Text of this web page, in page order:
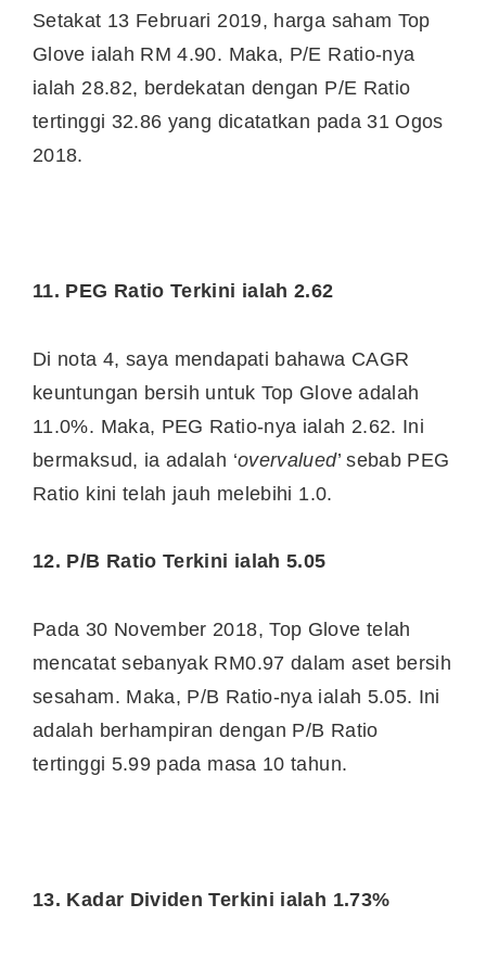
Setakat 13 Februari 2019, harga saham Top
Glove ialah RM 4.90. Maka, P/E Ratio-nya
ialah 28.82, berdekatan dengan P/E Ratio
tertinggi 32.86 yang dicatatkan pada 31 Ogos
2018.
11. PEG Ratio Terkini ialah 2.62
Di nota 4, saya mendapati bahawa CAGR
keuntungan bersih untuk Top Glove adalah
11.0%. Maka, PEG Ratio-nya ialah 2.62. Ini
bermaksud, ia adalah ‘overvalued’ sebab PEG
Ratio kini telah jauh melebihi 1.0.
12. P/B Ratio Terkini ialah 5.05
Pada 30 November 2018, Top Glove telah
mencatat sebanyak RM0.97 dalam aset bersih
sesaham. Maka, P/B Ratio-nya ialah 5.05. Ini
adalah berhampiran dengan P/B Ratio
tertinggi 5.99 pada masa 10 tahun.
13. Kadar Dividen Terkini ialah 1.73%